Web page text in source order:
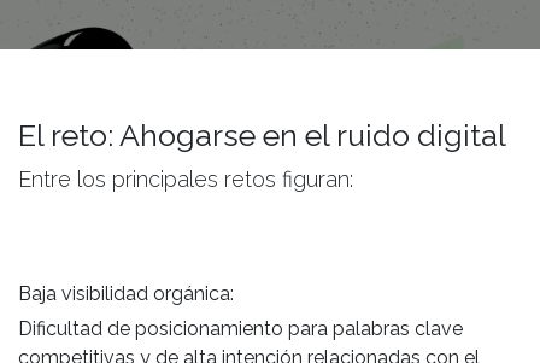
El reto: Ahogarse en el ruido digital
Entre los principales retos figuran:
Baja visibilidad orgánica:
Dificultad de posicionamiento para palabras clave
competitivas y de alta intención relacionadas con el